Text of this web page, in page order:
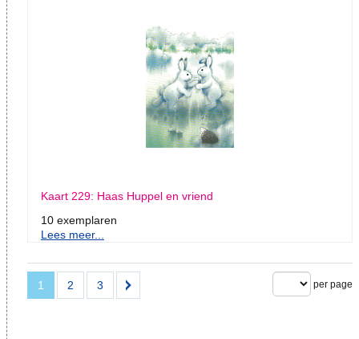
Kaart 229: Haas Huppel en vriend
10 exemplaren
Lees meer...
1 2 3 per page